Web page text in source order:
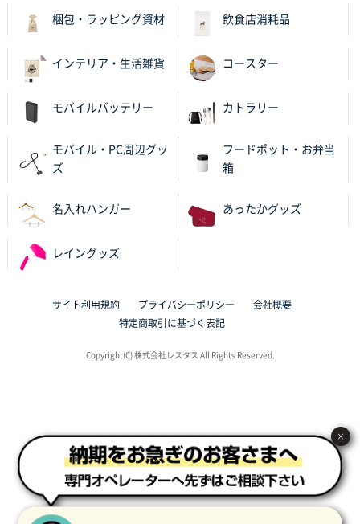
不織布スクエアトート(A4サイズ)
2025年10月28日 17:10
ワンポイントポリ袋 A4サイズ
1000枚
サイトが見やすい
ワンポイントポリ袋 A4サイズ
サイト構成が解りやすかったから
ブックメモ付箋
200枚
過去に製造をお願いしており、注文の流れがスムーズ
に進められるから
東京都S社様
梱包・ラッピング資材 飲食店消耗品
インテリア・生活雑貨 コースター
モバイルバッテリー カトラリー
モバイル・PC周辺グッ
ズ
フードポット・お弁当
箱
名入れハンガー あったかグッズ
レイングッズ
サイト利用規約 プライバシーポリシー
会社概要
特定商取引に基づく表記
Copyright(C) 株式会社レスタス All Rights Reserved.
×